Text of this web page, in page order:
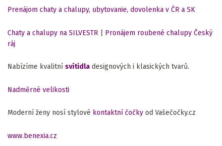
Prenájom chaty a chalupy, ubytovanie, dovolenka v ČR a SK
Chaty a chalupy na SILVESTR
Pronájem roubené chalupy Český
ráj
Nabízíme kvalitní svítidla designových i klasických tvarů.
Nadměrné velikosti
Moderní ženy nosí stylové kontaktní čočky od Vašečočky.cz
www.benexia.cz